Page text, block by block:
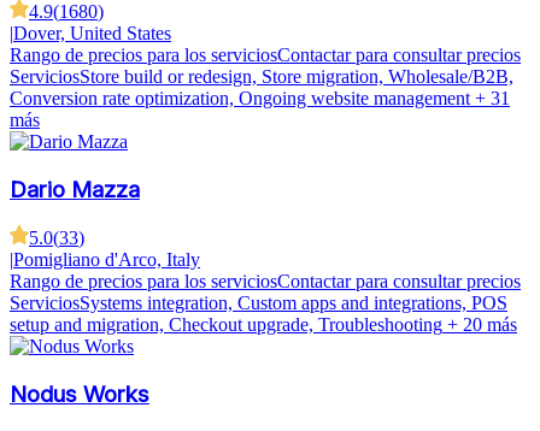
4.9(1680)
|Dover, United States
Rango de precios para los serviciosContactar para consultar precios
ServiciosStore build or redesign, Store migration, Wholesale/B2B,
Conversion rate optimization, Ongoing website management + 31
más
Dario Mazza
5.0(33)
Pomigliano d'Arco, Italy
Rango de precios para los serviciosContactar para consultar precios
ServiciosSystems integration, Custom apps and integrations, POS
setup and migration, Checkout upgrade, Troubleshooting + 20 más
Nodus Works